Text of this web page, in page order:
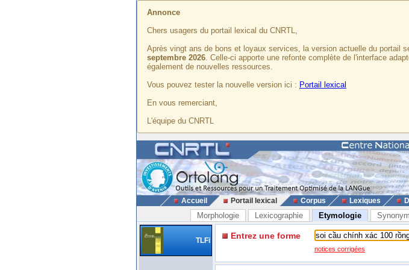
Annonce
Chers usagers du portail lexical du CNRTL,
Après vingt ans de bons et loyaux services, la version actuelle du portail
septembre 2026. Celle-ci apporte une refonte complète de l'interface
également de nouvelles ressources.
Vous pouvez tester la nouvelle version ici : Portail lexical
En vous remerciant,
L'équipe du CNRTL
Accueil Portail lexical Corpus Lexiques
Morphologie Lexicographie Etymologie
TLFi Entrez une forme
notices corrigées